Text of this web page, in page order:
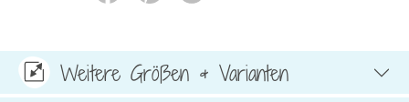
Weitere Größen & Varianten